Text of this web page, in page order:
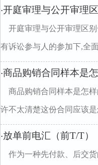
·开庭审理与公开审理
开庭审理与公开审理区
有诉讼参与人的参加下,全
·商品购销合同样本是
商品购销合同样本是怎
许不太清楚这份合同应该
·放单前电汇（前T/T）
作为一种先付款、后交